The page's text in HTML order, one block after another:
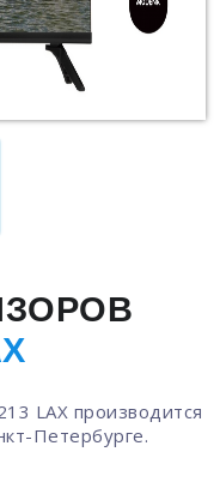
LAX производится
Петербурге.